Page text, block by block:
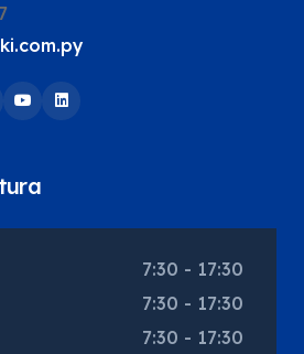
7:30 - 17:30
7:30 - 17:30
7:30 - 17:30